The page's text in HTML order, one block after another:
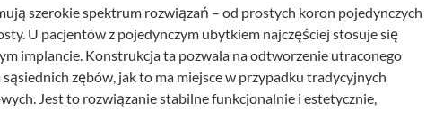
szerokie spektrum rozwiązań – od prostych koron pojedynczych
U pacjentów z pojedynczym ubytkiem najczęściej stosuje się
implancie. Konstrukcja ta pozwala na odtworzenie utraconego
zębów, jak to ma miejsce w przypadku tradycyjnych
Jest to rozwiązanie stabilne funkcjonalnie i estetycznie,